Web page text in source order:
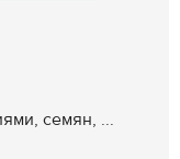
семян, ...